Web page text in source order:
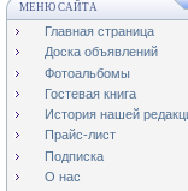
МЕНЮ САЙТА
Главная страница
Доска объявлений
Фотоальбомы
Гостевая книга
История нашей
Прайс-лист
Подписка
О нас